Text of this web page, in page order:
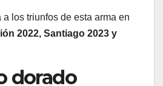
a los triunfos de esta arma en
2022, Santiago 2023 y
dorado